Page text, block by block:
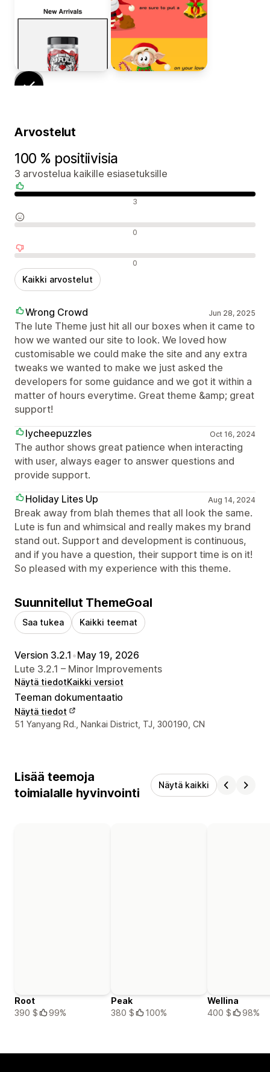
Arvostelut
100 % positiivisia
3 arvostelua kaikille esiasetuksille
3
0
0
Kaikki arvostelut
Wrong Crowd Jun 28, 2025
The lute Theme just hit all our boxes when it came to
how we wanted our site to look. We loved how
customisable we could make the site and any extra
tweaks we wanted to make we just asked the
developers for some guidance and we got it within a
matter of hours everytime. Great theme &amp; great
support!
lycheepuzzles
Oct 16, 2024
The author shows great patience when interacting
with user, always eager to answer questions and
provide support.
Holiday Lites Up
Aug 14, 2024
Break away from blah themes that all look the same.
Lute is fun and whimsical and really makes my brand
stand out. Support and development is continuous,
and if you have a question, their support time is on it!
So pleased with my experience with this theme.
Suunnitellut ThemeGoal
Saa tukea Kaikki teemat
Version 3.2.1 •May 19, 2026
Lute 3.2.1 – Minor Improvements
Näytä tiedotKaikki versiot
Teeman dokumentaatio
Näytä tiedot
Suunnittelijan yhteystiedot
51 Yanyang Rd., Nankai District, TJ, 300190, CN
Lisää teemoja
toimialalle hyvinvointi
Näytä kaikki
Root
390 $
99%
Peak
380 $
100%
Wellina
400 $
98%